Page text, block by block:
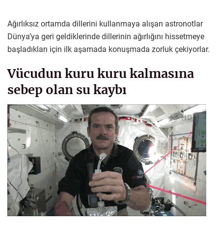
Ağırlıksız ortamda dillerini kullanmaya alışan astronotlar
Dünya’ya geri geldiklerinde dillerinin ağırlığını hissetmeye
başladıkları için ilk aşamada konuşmada zorluk çekiyorlar.
Vücudun kuru kuru kalmasına
sebep olan su kaybı